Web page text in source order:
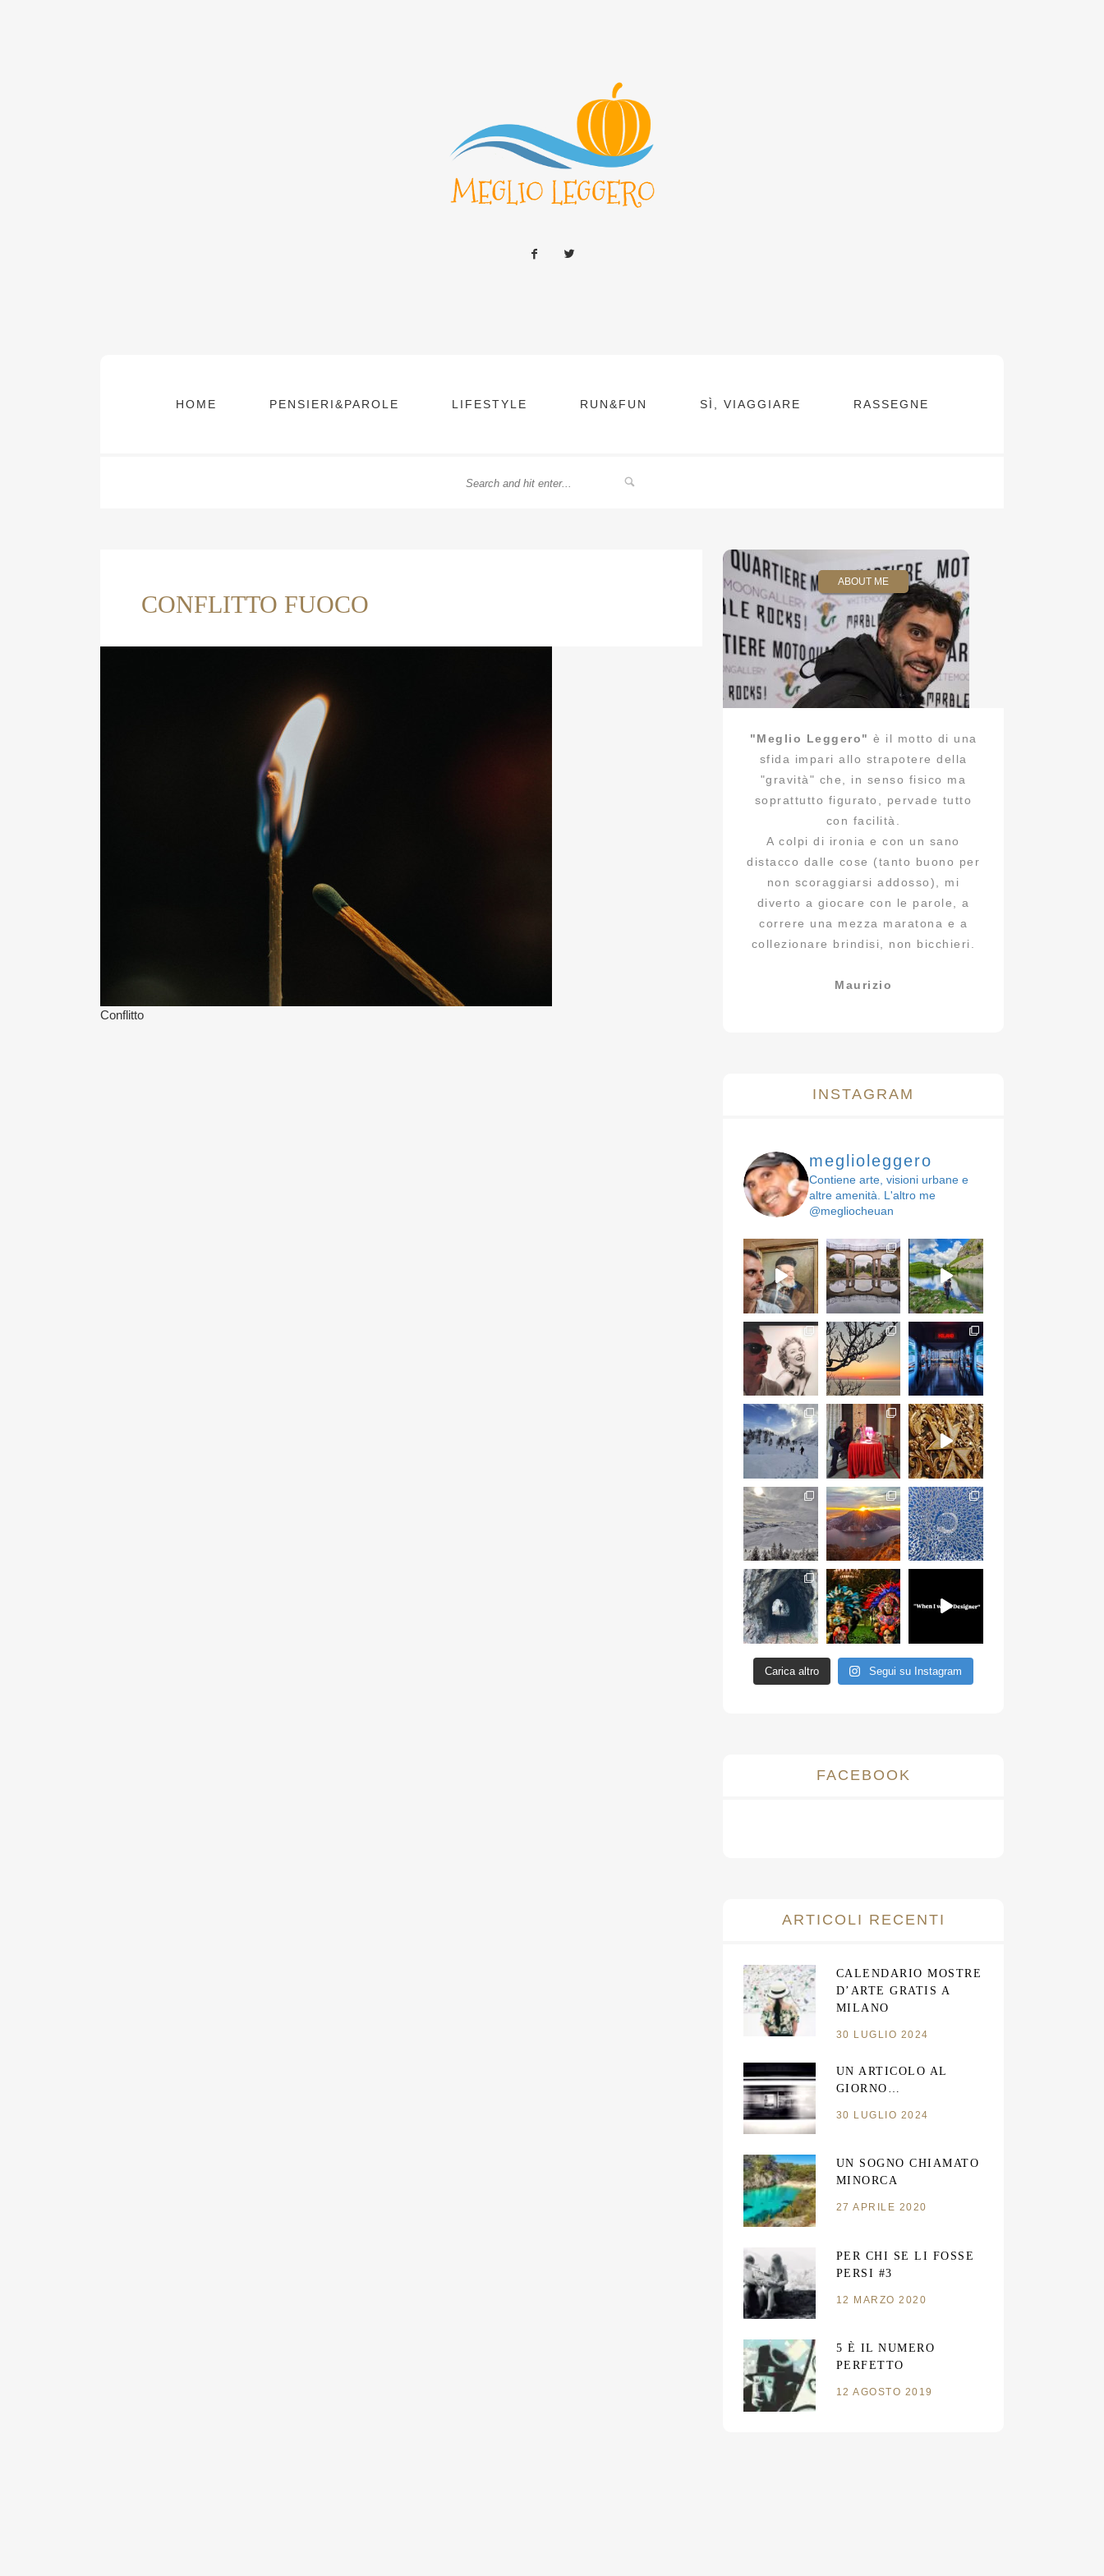
HOME PENSIERI&PAROLE LIFESTYLE RUN&FUN SÌ, VIAGGIARE RASSEGNE
CONFLITTO FUOCO
Conflitto
ABOUT ME
"Meglio Leggero" è il motto di una
sfida impari allo strapotere della
"gravità" che, in senso fisico ma
soprattutto figurato, pervade tutto
con facilità.
A colpi di ironia e con un sano
distacco dalle cose (tanto buono per
non scoraggiarsi addosso), mi
diverto a giocare con le parole, a
correre una mezza maratona e a
collezionare brindisi, non bicchieri.
Maurizio
INSTAGRAM
meglioleggero
Contiene arte, visioni urbane e
altre amenità. L'altro me
@megliocheuan
Carica altro Segui su Instagram
FACEBOOK
ARTICOLI RECENTI
CALENDARIO MOSTRE
D’ARTE GRATIS A
MILANO
30 LUGLIO 2024
UN ARTICOLO AL
GIORNO…
30 LUGLIO 2024
UN SOGNO CHIAMATO
MINORCA
27 APRILE 2020
PER CHI SE LI FOSSE
PERSI #3
12 MARZO 2020
5 È IL NUMERO
PERFETTO
12 AGOSTO 2019